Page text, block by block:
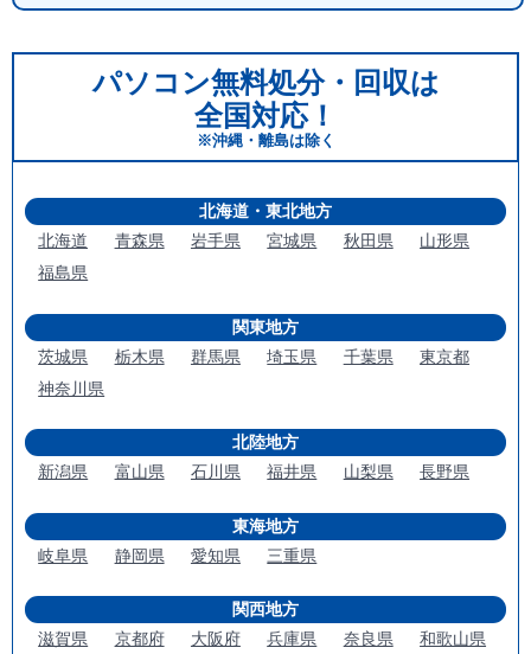
パソコン無料処分・回収は
全国対応！
※沖縄・離島は除く
北海道・東北地方
北海道
青森県 岩手県 宮城県 秋田県
山形県
福島県
関東地方
茨城県
栃木県 群馬県 埼玉県 千葉県
東京都
神奈川県
北陸地方
新潟県
富山県 石川県 福井県 山梨県 長野県
東海地方
岐阜県
静岡県 愛知県 三重県
関西地方
滋賀県
京都府 大阪府 兵庫県 奈良県 和歌山県